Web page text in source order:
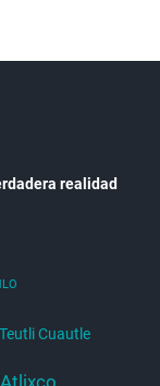
realidad
Cuautle